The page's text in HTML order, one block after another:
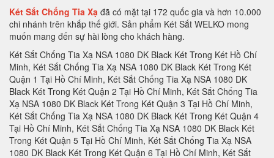
Két Sắt Chống Tia Xạ đã có mặt tại 172 quốc gia và hơn 10.000
chi nhánh trên khắp thế giới. Sản phẩm Két Sắt WELKO mong
muốn mang đến sự hài lòng cho khách hàng.
Két Sắt Chống Tia Xạ NSA 1080 DK Black Két Trong Két Hồ Chí Minh, Két Sắt Chống Tia Xạ NSA 1080 DK Black Két Trong Két Quận 1 Tại Hồ Chí Minh, Két Sắt Chống Tia Xạ NSA 1080 DK Black Két Trong Két Quận 2 Tại Hồ Chí Minh, Két Sắt Chống Tia Xạ NSA 1080 DK Black Két Trong Két Quận 3 Tại Hồ Chí Minh, Két Sắt Chống Tia Xạ NSA 1080 DK Black Két Trong Két Quận 4 Tại Hồ Chí Minh, Két Sắt Chống Tia Xạ NSA 1080 DK Black Két Trong Két Quận 5 Tại Hồ Chí Minh, Két Sắt Chống Tia Xạ NSA 1080 DK Black Két Trong Két Quận 6 Tại Hồ Chí Minh, Két Sắt Chống Tia Xạ NSA 1080 DK Black Két Trong Két Quận 7 Tại Hồ Chí Minh, Két Sắt Chống Tia Xạ NSA 1080 DK Black Két Trong Két Quận 9 Tại Hồ Chí Minh, Két Sắt Chống Tia Xạ NSA 1080 DK Black Két Trong Két Quận 10 Tại Hồ Chí Minh, Két Sắt Chống Tia Xạ NSA 1080 DK Black Két Trong Két Quận 11 Tại Hồ Chí Minh, Két Sắt Chống Tia Xạ NSA 1080 DK Black Két Trong Két Quận 12 Tại Hồ Chí Minh, Két Sắt Chống Tia Xạ NSA 1080 DK Black Két Trong Két Quận Thủ Đức Tại Hồ Chí Minh, Két Sắt Chống Tia Xạ NSA 1080 DK Black Két Trong Két Quận Bình Thạnh Tại Hồ Chí Minh, Két Sắt Chống Tia Xạ NSA 1080 DK Black Két Trong Két Quận Gò Vấp Tại Hồ Chí Minh, Két Sắt Chống Tia Xạ NSA 1080 DK Black Két Trong Két Quận Phú Nhuận Tại Hồ Chí Minh, Két Sắt Chống Tia Xạ NSA 1080 DK Black Két Trong Két Quận Tân Phú Tại Hồ Chí Minh, Két Sắt Chống Tia Xạ NSA 1080 DK Black Két Trong Két Quận Bình Tân Tại Hồ Chí Minh, Két Sắt Chống Tia Xạ NSA 1080 DK Black Két Trong Két Quận Tân Bình Tại Hồ Chí Minh, Két Sắt Chống Tia Xạ NSA 1080 DK Black Két Trong Két Hà Nội, Két Sắt Chống Tia Xạ NSA 1080 DK Black Két Trong Két Quận Ba Đình Hà Nội, Két Sắt Chống Tia Xạ NSA 1080 DK Black Két Trong Két Quận Hoàn Kiếm Hà Nội, Két Sắt Chống Tia Xạ NSA 1080 DK Black Két Trong Két Quận Hai Bà Trưng Hà Nội, Két Sắt Chống Tia Xạ NSA 1080 DK Black Két Trong Két Quận Đống Đa Hà Nội, Két Sắt Chống Tia Xạ NSA 1080 DK Black Két Trong Két Quận Tây Hồ Hà Nội, Két Sắt Chống Tia Xạ NSA 1080 DK Black Két Trong Két Quận Đống Đa Hà Nội, Két Sắt Chống Tia Xạ NSA 1080 DK Black Két Trong Két Quận Thanh Xuân Hà Nội, Két Sắt Chống Tia Xạ NSA 1080 DK Black Két Trong Két Quận Hoàng Mai Hà Nội, Két Sắt Chống Tia Xạ NSA 1080 DK Black Két Trong Két Quận Long Biên Hà Nội, Két Sắt Chống Tia Xạ NSA 1080 DK Black Két Trong Két Quận Đống Đa Hà Nội, Két Sắt Chống Tia Xạ NSA 1080 DK Black Két Trong Két Huyện Thanh Trì Hà Nội, Két Sắt Chống Tia Xạ NSA 1080 DK Black Két Trong Két Huyện Gia Lâm Hà Nội, Két Sắt Chống Tia Xạ NSA 1080 DK Black Két Trong Két Huyện Đông Anh Hà Nội, Két Sắt Chống Tia Xạ NSA 1080 DK Black Két Trong Két Huyện Sóc Sơn Hà Nội, Két Sắt Chống Tia Xạ NSA 1080 DK Black Két Trong Két Quận Hà Đông Hà Nội, Két Sắt Chống Tia Xạ NSA 1080 DK Black Két Trong Két Thị xã Sơn Tây Hà Nội, Két Sắt Chống Tia Xạ NSA 1080 DK Black Két Trong Két Huyện Ba Vì Hà Nội, Két Sắt Chống Tia Xạ NSA 1080 DK Black Két Trong Két Huyện Phúc Thọ Hà Nội, Két Sắt Chống Tia Xạ NSA 1080 DK Black Két Trong Két Huyện Thạch Thất Hà Nội, Két Sắt Chống Tia Xạ NSA 1080 DK Black Két Trong Két Huyện Quốc Oai Hà Nội, Két Sắt Chống Tia Xạ NSA 1080 DK Black Két Trong Két Huyện Chương Mỹ Hà Nội, Két Sắt Chống Tia Xạ NSA 1080 DK Black Két Trong Két Huyện Đan Phượng Hà Nội, Két Sắt Chống Tia Xạ NSA 1080 DK Black Két Trong Két Huyện Hoài Đức Hà Nội, Két Sắt Chống Tia Xạ NSA 1080 DK Black Két Trong Két Huyện Thanh Oai Hà Nội, Két Sắt Chống Tia Xạ NSA 1080 DK Black Két Trong Két Huyện Mỹ Đức Hà Nội, Két Sắt Chống Tia Xạ NSA 1080 DK Black Két Trong Két Huyện Ứng Hoà Hà Nội, Két Sắt Chống Tia Xạ NSA 1080 DK Black Két Trong Két Huyện Thường Tín Hà Nội, Két Sắt Chống Tia Xạ NSA 1080 DK Black Két Trong Két Huyện Phú Xuyên Hà Nội, Két Sắt Chống Tia Xạ NSA 1080 DK Black Két Trong Két Huyện Mê Linh Hà Nội, Két Sắt Chống Tia Xạ NSA 1080 DK Black Két Trong Két Quận Nam Từ Liên Hà Nội, Két Sắt Chống Tia Xạ NSA 1080 DK Black Két Trong Két An Giang, Két Sắt Chống Tia Xạ NSA 1080 DK Black Két Trong Két Thành phố Long Xuyên Tỉnh An Giang, Két Sắt Chống Tia Xạ NSA 1080 DK Black Két Trong Két Thành phố Châu Đốc Tỉnh An Giang, Két Sắt Chống Tia Xạ NSA 1080 DK Black Két Trong Két Huyện An Phú Tỉnh An Giang, Két Sắt Chống Tia Xạ NSA 1080 DK Black Két Trong Két Thị xã Tân Châu, Két Sắt Chống Tia Xạ NSA 1080 DK Black Két Trong Két Huyện Phú Tân, Két Sắt Chống Tia Xạ NSA 1080 DK Black Két Trong Két Huyện Châu Phú, Két Sắt Chống Tia Xạ NSA 1080 DK Black Két Trong Két Huyện Tịnh Biên, Két Sắt Chống Tia Xạ NSA 1080 DK Black Két Trong Két Huyện Tri Tôn, Két Sắt Chống Tia Xạ NSA 1080 DK Black Két Trong Két Huyện Châu Thành Tỉnh An Giang, Két Sắt Chống Tia Xạ NSA 1080 DK Black Két Trong Két Huyện Chợ Mới Tỉnh An Giang, Két Sắt Chống Tia Xạ NSA 1080 DK Black Két Trong Két Huyện Thoại Sơn Tỉnh An Giang, Két Sắt Chống Tia Xạ NSA 1080 DK Black Két Trong Két Vũng Tàu, Két Sắt Chống Tia Xạ NSA 1080 DK Black Két Trong Két Thành phố Vũng Tàu Tại Bà Rịa - Vũng Tàu, Két Sắt Chống Tia Xạ NSA 1080 DK Black Két Trong Két Thành phố Bà Rịa Tại Bà Rịa - Vũng Tàu, Két Sắt Chống Tia Xạ NSA 1080 DK Black Két Trong Két Huyện Châu Đức Tại Bà Rịa - Vũng Tàu, Két Sắt Chống Tia Xạ NSA 1080 DK Black Két Trong Két Huyện Xuyên Mộc Tại Bà Rịa - Vũng Tàu, Két Sắt Chống Tia Xạ NSA 1080 DK Black Két Trong Két Huyện Long Điền Tại Bà Rịa - Két Sắt Chống Tia Xạ NSA 1080 DK Black Két Trong Két Cần Thơ, Két Sắt Chống Tia Xạ NSA 1080 DK Black Két Trong Két Tại Thành phố Cần Thơ Tỉnh Cần Thơ, Két Sắt Chống Tia Xạ NSA 1080 DK Black Két Trong Két Tại Quận Ninh Kiều Tỉnh Cần Thơ, Két Sắt Chống Tia Xạ NSA 1080 DK Black Két Trong Két Tại Quận Ô Môn Tỉnh Cần Thơ, Két Sắt Chống Tia Xạ NSA 1080 DK Black Két Trong Két Tại Quận Bình Thuỷ Tỉnh Cần Thơ, Két Sắt Chống Tia Xạ NSA 1080 DK Black Két Trong Két Tại Quận Cái Răng Tỉnh Cần Thơ, Két Sắt Chống Tia Xạ NSA 1080 DK Black Két Trong Két Tại Quận Thốt Nốt Tỉnh Cần Thơ, Két Sắt Chống Tia Xạ NSA 1080 DK Black Két Trong Két Tại Huyện Vĩnh Thạnh Tỉnh Cần Thơ, Két Sắt Chống Tia Xạ NSA 1080 DK Black Két Trong Két Tại Huyện Cờ Đỏ Tỉnh Cần Thơ, Két Sắt Chống Tia Xạ NSA 1080 DK Black Két Trong Két Tại Huyện Phong Điền Tỉnh Cần Thơ, Két Sắt Chống Tia Xạ NSA 1080 DK Black Két Trong Két Tại Huyện Thới Lai Tỉnh Cần Thơ, Két Sắt Chống Tia Xạ NSA 1080 DK Black Két Trong Két Đà Nẵng, Két Sắt Chống Tia Xạ NSA 1080 DK Black Két Trong Két Tại Thành phố Đà Nẵng Tỉnh Đà Nẵng, Két Sắt Chống Tia Xạ NSA 1080 DK Black Két Trong Két Tại Quận Liên Chiểu Tỉnh Đà Nẵng, Két Sắt Chống Tia Xạ NSA 1080 DK Black Két Trong Két Tại Quận Thanh Khê Tỉnh Đà Nẵng, Két Sắt Chống Tia Xạ NSA 1080 DK Black Két Trong Két Tại Quận Hải Châu Tỉnh Đà Nẵng, Két Sắt Chống Tia Xạ NSA 1080 DK Black Két Trong Két Tại Quận Sơn Trà Tỉnh Đà Nẵng, Két Sắt Chống Tia Xạ NSA 1080 DK Black Két Trong Két Tại Quận Ngũ Hành Sơn Tỉnh Đà Nẵng, Két Sắt Chống Tia Xạ NSA 1080 DK Black Két Trong Két Tại Quận Cẩm Lệ Tỉnh Đà Nẵng, Két Sắt Chống Tia Xạ NSA 1080 DK Black Két Trong Két TạiHuyện Hòa Vang Tỉnh Đà Nẵng, Két Sắt Chống Tia Xạ NSA 1080 DK Black Két Trong Két Đắk Lắk, Két Sắt Chống Tia Xạ NSA 1080 DK Black Két Trong Két Tại Thành phố Buôn Ma Thuột Tỉnh Đắk Lắk, Két Sắt Chống Tia Xạ NSA 1080 DK Black Két Trong Két Tại Thị xã Buôn Hồ Tỉnh Đắk Lắk, Két Sắt Chống Tia Xạ NSA 1080 DK Black Két Trong Két Tại Huyện Buôn Đôn Tỉnh Đắk Lắk, Két Sắt Chống Tia Xạ NSA 1080 DK Black Két Trong Két Tại Huyện Cư Kuin Tỉnh Đắk Lắk, Két Sắt Chống Tia Xạ NSA 1080 DK Black Két Trong Két Tại Huyện Cư M’gar Tỉnh Đắk Lắk, Két Sắt Chống Tia Xạ NSA 1080 DK Black Két Trong Két Tại Huyện Ea H’leo Tỉnh Đắk Lắk, Két Sắt Chống Tia Xạ NSA 1080 DK Black Két Trong Két Tại Huyện Ea Kar Tỉnh Đắk Lắk, Két Sắt Chống Tia Xạ NSA 1080 DK Black Két Trong Két Tại Huyện Ea Súp Tỉnh Đắk Lắk, Két Sắt Chống Tia Xạ NSA 1080 DK Black Két Trong Két Tại Huyện Krông Ana Tỉnh Đắk Lắk, Két Sắt Chống Tia Xạ NSA 1080 DK Black Két Trong Két Tại Huyện Krông Bông Tỉnh Đắk Lắk, Két Sắt Chống Tia Xạ NSA 1080 DK Black Két Trong Két Tại Huyện Krông Búk Tỉnh Đắk Lắk, Két Sắt Chống Tia Xạ NSA 1080 DK Black Két Trong Két Tại Huyện Krông Năng Tỉnh Đắk Lắk, Két Sắt Chống Tia Xạ NSA 1080 DK Black Két Trong Két Tại Huyện Krông Pắk Tỉnh Đắk Lắk, Két Sắt Chống Tia Xạ NSA 1080 DK Black Két Trong Két Tại Huyện Lắk Tỉnh Đắk Lắk, Két Sắt Chống Tia Xạ NSA 1080 DK Black Két Trong Két Tại Huyện M’Đrắk Tỉnh Đắk Lắk, Két Sắt Chống Tia Xạ NSA 1080 DK Black Két Trong Két Đắk Nông, Két Sắt Chống Tia Xạ NSA 1080 DK Black Két Trong Két Tại Thành phố Gia Nghĩa Tỉnh Đắk Nông, Két Sắt Chống Tia Xạ NSA 1080 DK Black Két Trong Két Tại Huyện Cư Jút Tỉnh Đắk Nông, Két Sắt Chống Tia Xạ NSA 1080 DK Black Két Trong Két Tại Huyện Đắk Glong Tỉnh Đắk Nông, Két Sắt Chống Tia Xạ NSA 1080 DK Black Két Trong Két Tại Huyện Đắk Mil Tỉnh Đắk Nông, Két Sắt Chống Tia Xạ NSA 1080 DK Black Két Trong Két Tại Huyện Đắk R’lấp Tỉnh Đắk Nông, Két Sắt Chống Tia Xạ NSA 1080 DK Black Két Trong Két Tại Huyện Đắk Song Tỉnh Đắk Nông, Két Sắt Chống Tia Xạ NSA 1080 DK Black Két Trong Két Tại Huyện Krông Nô Tỉnh Đắk Nông, Két Sắt Chống Tia Xạ NSA 1080 DK Black Két Trong Két Tại Huyện Tuy Đức Tỉnh Đắk Nông, Két Sắt Chống Tia Xạ NSA 1080 DK Black Két Trong Két Đồng Nai, Két Sắt Chống Tia Xạ NSA 1080 DK Black Két Trong Két Tại Thành phố Biên Hòa Tỉnh Đồng Nai, Két Sắt Chống Tia Xạ NSA 1080 DK Black Két Trong Két Tại Thành phố Long Khánh Tỉnh Đồng Nai, Két Sắt Chống Tia Xạ NSA 1080 DK Black Két Trong Két Tại Huyện Cẩm Mỹ Tỉnh Đồng Nai, Két Sắt Chống Tia Xạ NSA 1080 DK Black Két Trong Két Tại Huyện Định Quán Tỉnh Đồng Nai, Két Sắt Chống Tia Xạ NSA 1080 DK Black Két Trong Két Tại Huyện Long Thành Tỉnh Đồng Nai, Két Sắt Chống Tia Xạ NSA 1080 DK Black Két Trong Két Tại Huyện Nhơn Trạch Tỉnh Đồng Nai, Két Sắt Chống Tia Xạ NSA 1080 DK Black Két Trong Két Tại Huyện Tân Phú Tỉnh Đồng Nai, Két Sắt Chống Tia Xạ NSA 1080 DK Black Két Trong Két Tại Huyện Thống Nhất Tỉnh Đồng Nai, Két Sắt Chống Tia Xạ NSA 1080 DK Black Két Trong Két Tại Huyện Trảng Bom Tỉnh Đồng Nai, Két Sắt Chống Tia Xạ NSA 1080 DK Black Két Trong Két Tại Huyện Vĩnh Cửu Tỉnh Đồng